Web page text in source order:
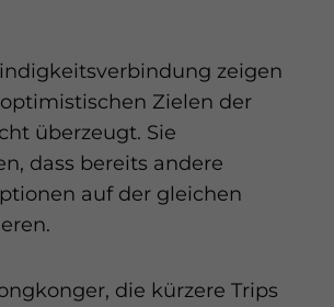
zeigen
Zielen der
überzeugt. Sie
dass bereits andere
auf der gleichen
die kürzere Trips